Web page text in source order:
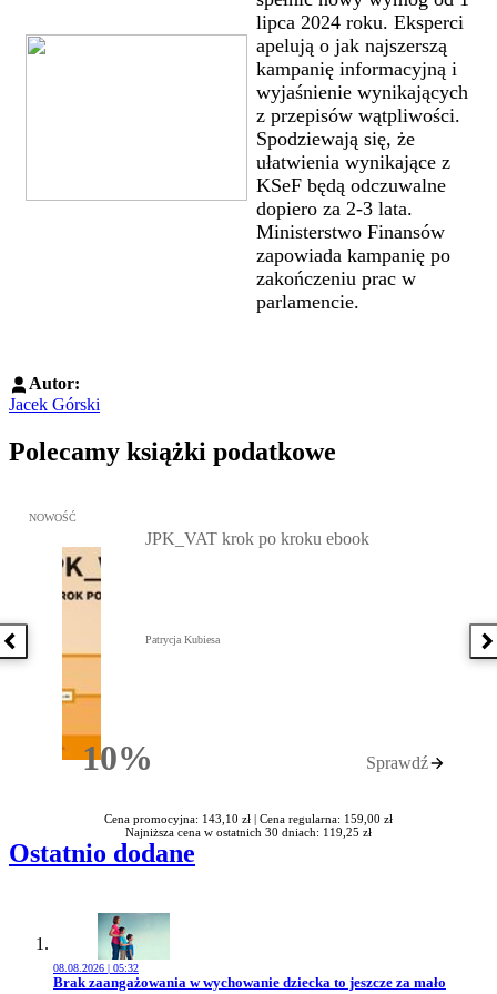
lipca 2024 roku. Eksperci
apelują o jak najszerszą
kampanię informacyjną i
wyjaśnienie wynikających
z przepisów wątpliwości.
Spodziewają się, że
ułatwienia wynikające z
KSeF będą odczuwalne
dopiero za 2-3 lata.
Ministerstwo Finansów
zapowiada kampanię po
zakończeniu prac w
parlamencie.
Autor:
Jacek Górski
Polecamy książki podatkowe
Poprzednia książka
Przejdź do: JPK_VAT krok po kroku ebook, Patrycja Kubiesa -
NOWOŚĆ
10%Rabatu
JPK_VAT krok po kroku ebook
Patrycja Kubiesa
Sprawdź
Cena promocyjna: 143,10 zł | Cena regularna: 159,00 zł
Najniższa cena w ostatnich 30 dniach: 119,25 zł
Ostatnio dodane
08.08.2026 | 05:32
Przejdź do artykułu:
Brak zaangażowania w wychowanie dziecka to jeszcze za mało